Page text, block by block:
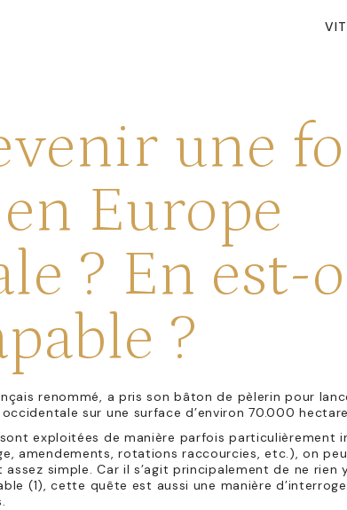
une
Europe
? En est-
?
renommé, a pris son bâton de pèlerin pour
sur une surface d’environ 70.000
exploitées de manière parfois particulièrement
amendements, rotations raccourcies, etc.), on
assez simple. Car il s’agit principalement de ne
(1), cette quête est aussi une manière